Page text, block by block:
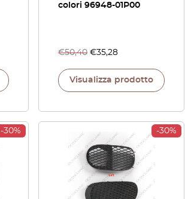
colori 96948-01P00
€50,40 €35,28
Visualizza prodotto
-30% -30%